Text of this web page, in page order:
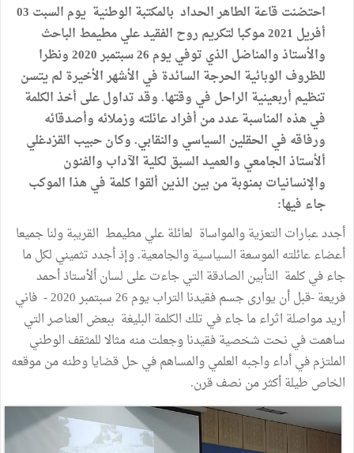
احتضنت قاعة الطاهر الحداد بالمكتبة الوطنية يوم السبت 03
أفريل 2021 موكبا لتكريم روح الفقيد علي مطيمط الباحث
والأستاذ والمناضل الذي توفي يوم 26 سبتمبر 2020 ونظرا
للظروف الوبائية الحرجة السائدة في الأشهر الأخيرة لم يتسن
تنظيم أربعينية الراحل في وقتها. وقد تداول على أخذ الكلمة
في هذه المناسبة عدد من أفراد عائلته وزملائه وأصدقائه
ورفاقه في الحقلين السياسي والنقابي. وكان حبيب القزدغلي
ألأستاذ الجامعي والعميد السبق لكلية الآداب والفنون
والإنسانيات بمنوبة من بين الذين ألقوا كلمة في هذا الموكب
جاء فيها:
أجدد عبارات التعزية والمواساة لعائلة علي مطيمط القريبة ولنا جميعا
أعضاء عائلته الموسعة السياسية والجامعية. وإذ أجدد تثميني لكل ما
جاء في كلمة التأبين الصادقة التي جاءت على لسان ألأستاذ أحمد
فريعة -قبل أن يوارى جسم فقيدنا التراب يوم 26 سبتمبر 2020 - فاني
أريد مواصلة اثراء ما جاء في تلك الكلمة البليغة ببعض العناصر التي
ساهمت في نحت شخصية فقيدنا وجعلت منه مثالا للمثقف الوطني
الملتزم في أداء واجبه العلمي والمساهم في حل قضايا وطنه من موقعه
الخاص طيلة أكثر من نصف قرن.